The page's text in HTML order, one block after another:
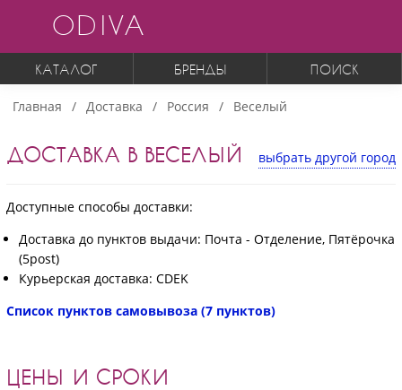
ODIVA
КАТАЛОГ БРЕНДЫ ПОИСК
Главная Доставка Россия Веселый
ДОСТАВКА В ВЕСЕЛЫЙ выбрать другой город
Доступные способы доставки:
Доставка до пунктов выдачи: Почта - Отделение, Пятёрочка
(5post)
Курьерская доставка: CDEK
Список пунктов самовывоза (7 пунктов)
ЦЕНЫ И СРОКИ